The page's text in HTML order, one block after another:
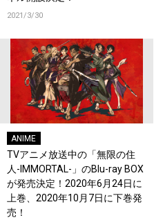
2021/3/30
ANIME
TVアニメ放送中の「無限の住
人-IMMORTAL-」のBlu-ray BOX
が発売決定！2020年6月24日に
上巻、2020年10月7日に下巻発
売！